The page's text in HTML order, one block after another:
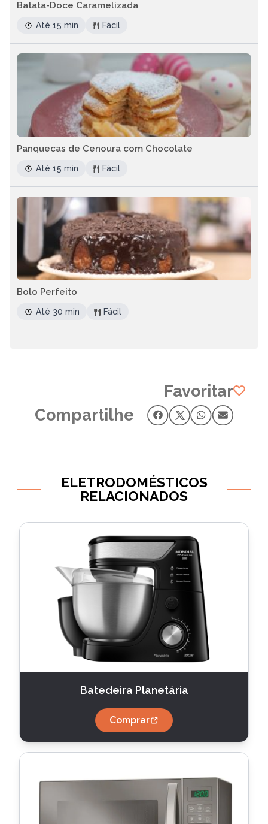
Batata-Doce Caramelizada
Até 15 min Fácil
Panquecas de Cenoura com Chocolate
Até 15 min Fácil
Bolo Perfeito
Até 30 min Fácil
Favoritar
Compartilhe
ELETRODOMÉSTICOS
RELACIONADOS
Batedeira Planetária
Comprar